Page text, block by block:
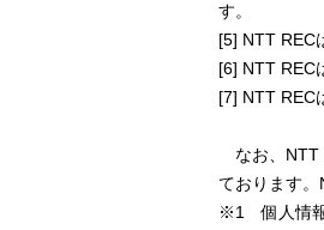
す。
[5] NTT REC
[6] NTT REC
[7] NTT REC
なお、NTT
ております。
※1 個人情報